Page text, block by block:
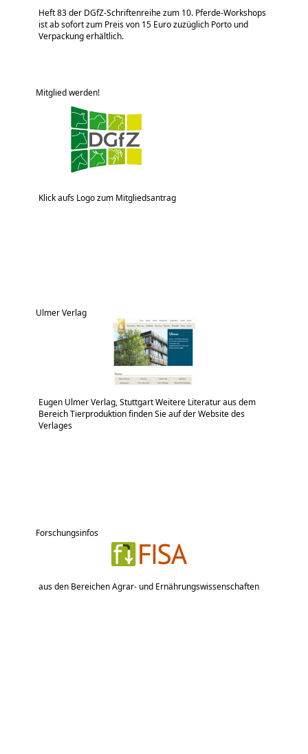
Heft 83 der DGfZ-Schriftenreihe zum 10. Pferde-Workshops
ist ab sofort zum Preis von 15 Euro zuzüglich Porto und
Verpackung erhältlich.
Mitglied werden!
Klick aufs Logo zum Mitgliedsantrag
Ulmer Verlag
Eugen Ulmer Verlag, Stuttgart Weitere Literatur aus dem
Bereich Tierproduktion finden Sie auf der Website des
Verlages
Forschungsinfos
aus den Bereichen Agrar- und Ernährungswissenschaften